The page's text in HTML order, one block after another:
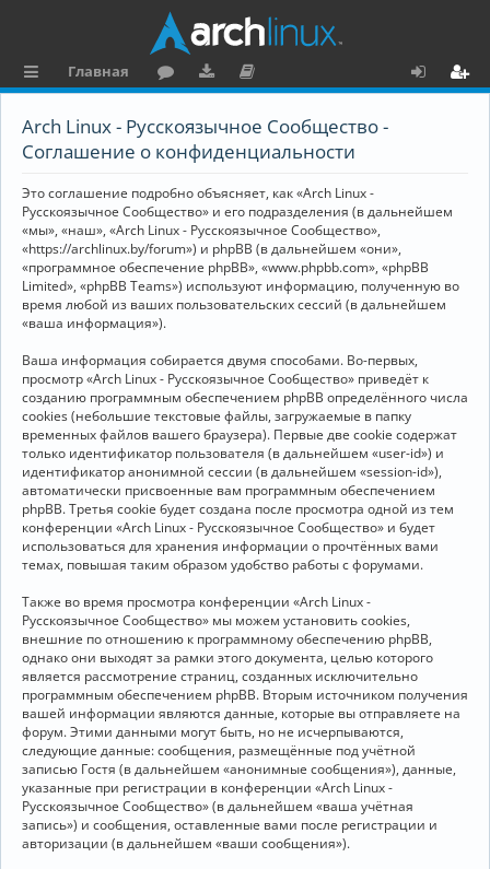
ы
к
и
Главная
ру
ру
и
ку
е
н
та
ц
я
Arch Linux - Русскоязычное Сообщество -
Соглашение о конфиденциальности
Это соглашение подробно объясняет, как «Arch Linux -
Русскоязычное Сообщество» и его подразделения (в дальнейшем
«мы», «наш», «Arch Linux - Русскоязычное Сообщество»,
«https://archlinux.by/forum») и phpBB (в дальнейшем «они»,
«программное обеспечение phpBB», «www.phpbb.com», «phpBB
Limited», «phpBB Teams») используют информацию, полученную во
время любой из ваших пользовательских сессий (в дальнейшем
«ваша информация»).
Ваша информация собирается двумя способами. Во-первых,
просмотр «Arch Linux - Русскоязычное Сообщество» приведёт к
созданию программным обеспечением phpBB определённого числа
cookies (небольшие текстовые файлы, загружаемые в папку
временных файлов вашего браузера). Первые две cookie содержат
только идентификатор пользователя (в дальнейшем «user-id») и
идентификатор анонимной сессии (в дальнейшем «session-id»),
автоматически присвоенные вам программным обеспечением
phpBB. Третья cookie будет создана после просмотра одной из тем
конференции «Arch Linux - Русскоязычное Сообщество» и будет
использоваться для хранения информации о прочтённых вами
темах, повышая таким образом удобство работы с форумами.
Также во время просмотра конференции «Arch Linux -
Русскоязычное Сообщество» мы можем установить cookies,
внешние по отношению к программному обеспечению phpBB,
однако они выходят за рамки этого документа, целью которого
является рассмотрение страниц, созданных исключительно
программным обеспечением phpBB. Вторым источником получения
вашей информации являются данные, которые вы отправляете на
форум. Этими данными могут быть, но не исчерпываются,
следующие данные: сообщения, размещённые под учётной
записью Гостя (в дальнейшем «анонимные сообщения»), данные,
указанные при регистрации в конференции «Arch Linux -
Русскоязычное Сообщество» (в дальнейшем «ваша учётная
запись») и сообщения, оставленные вами после регистрации и
авторизации (в дальнейшем «ваши сообщения»).